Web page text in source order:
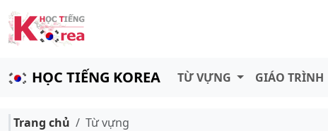
HỌC TIẾNG KOREA TỪ VỰNG GIÁO TRÌNH
Trang chủ Từ vựng